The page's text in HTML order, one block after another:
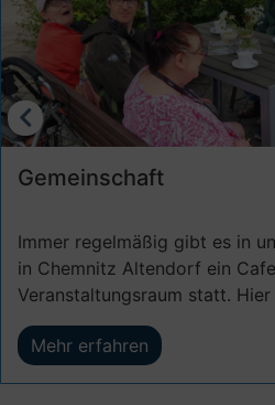
Gemeinschaft
Immer regelmäßig gibt es in
in Chemnitz Altendorf ein
Veranstaltungsraum statt.
Mehr erfahren